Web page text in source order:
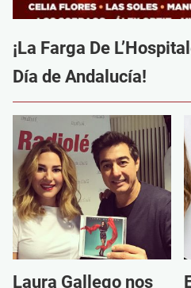
¡La Farga De
Día de Andalucía!
Laura Gallego nos